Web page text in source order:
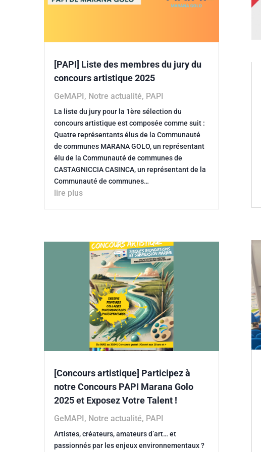
[PAPI] Liste des membres du jury du
concours artistique 2025
GeMAPI, Notre actualité, PAPI
La liste du jury pour la 1ère sélection du
concours artistique est composée comme suit :
Quatre représentants élus de la Communauté
de communes MARANA GOLO, un représentant
élu de la Communauté de communes de
CASTAGNICCIA CASINCA, un représentant de la
Communauté de communes…
lire plus
[Concours artistique] Participez à
notre Concours PAPI Marana Golo
2025 et Exposez Votre Talent !
GeMAPI, Notre actualité, PAPI
Artistes, créateurs, amateurs d’art… et
passionnés par les enjeux environnementaux ?